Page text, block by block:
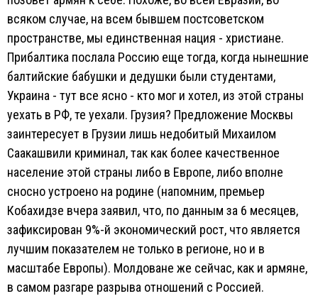
всяком случае, на всем бывшем постсоветском
пространстве, мы единственная нация - христиане.
Прибалтика послала Россию еще тогда, когда нынешние
балтийские бабушки и дедушки были студентами,
Украина - тут все ясно - кто мог и хотел, из этой страны
уехать в РФ, те уехали. Грузия? Предложение Москвы
заинтересует в Грузии лишь недобитый Михаилом
Саакашвили криминал, так как более качественное
население этой страны либо в Европе, либо вполне
сносно устроено на родине (напомним, премьер
Кобахидзе вчера заявил, что, по данным за 6 месяцев,
зафиксирован 9%-й экономический рост, что является
лучшим показателем не только в регионе, но и в
масштабе Европы). Молдоване же сейчас, как и армяне,
в самом разгаре разрыва отношений с Россией.